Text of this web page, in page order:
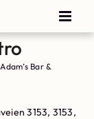
Adam’s Bar &
3153, 3153,